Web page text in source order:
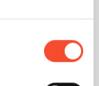
users